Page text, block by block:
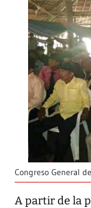
Congreso General
A partir de la